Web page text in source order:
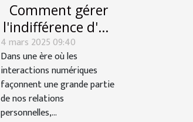
Comment gérer
l'indifférence d'un
ex sur les réseaux
sociaux
4 mars 2025 09:40
Dans une ère où les
interactions numériques
façonnent une grande partie
de nos relations
personnelles,...